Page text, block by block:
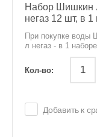
Набор Шишкин
негаз 12 шт, в
При покупке
л негаз - в 1
Кол-во:
Добавить к